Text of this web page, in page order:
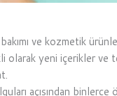
ve kozmetik
yeni içerikler ve
açısından binlerce